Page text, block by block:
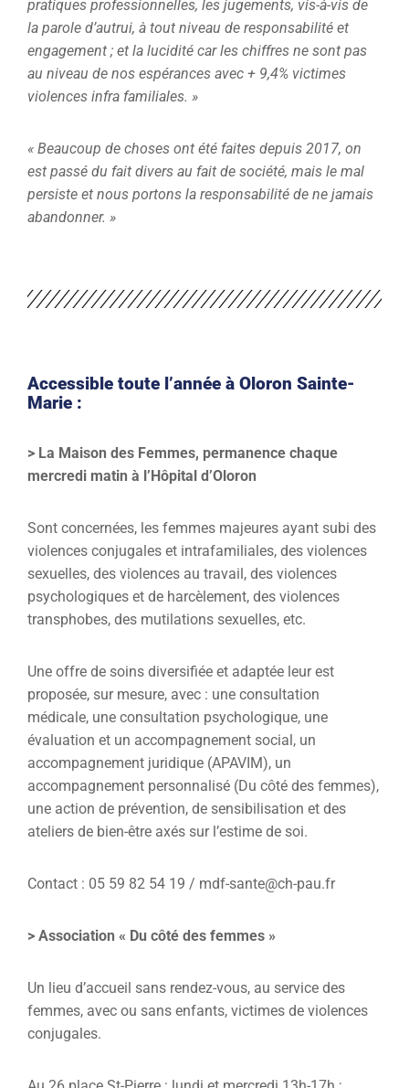
pratiques professionnelles, les jugements, vis-à-vis de
la parole d’autrui, à tout niveau de responsabilité et
engagement ; et la lucidité car les chiffres ne sont pas
au niveau de nos espérances avec + 9,4% victimes
violences infra familiales. »
« Beaucoup de choses ont été faites depuis 2017, on
est passé du fait divers au fait de société, mais le mal
persiste et nous portons la responsabilité de ne jamais
abandonner. »
Accessible toute l’année à Oloron Sainte-
Marie :
> La Maison des Femmes, permanence chaque
mercredi matin à l’Hôpital d’Oloron
Sont concernées, les femmes majeures ayant subi des
violences conjugales et intrafamiliales, des violences
sexuelles, des violences au travail, des violences
psychologiques et de harcèlement, des violences
transphobes, des mutilations sexuelles, etc.
Une offre de soins diversifiée et adaptée leur est
proposée, sur mesure, avec : une consultation
médicale, une consultation psychologique, une
évaluation et un accompagnement social, un
accompagnement juridique (APAVIM), un
accompagnement personnalisé (Du côté des femmes),
une action de prévention, de sensibilisation et des
ateliers de bien-être axés sur l’estime de soi.
Contact : 05 59 82 54 19 / mdf-sante@ch-pau.fr
> Association « Du côté des femmes »
Un lieu d’accueil sans rendez-vous, au service des
femmes, avec ou sans enfants, victimes de violences
conjugales.